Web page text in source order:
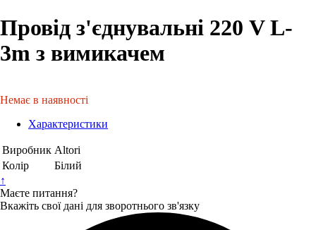
Провід з'єднувальні 220 V L-
3m з вимикачем
Немає в наявності
Характеристики
Виробник Altori
Колір
Білий
↑
Маєте питання?
Вкажіть свої дані для зворотнього зв'язку